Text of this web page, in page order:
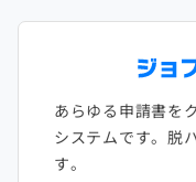
あらゆる申請書を
システムです。脱
す。